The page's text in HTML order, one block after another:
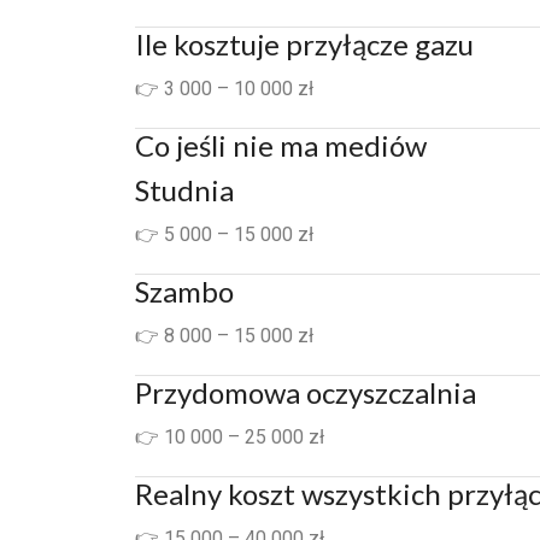
Ile kosztuje przyłącze gazu
👉 3 000 – 10 000 zł
Co jeśli nie ma mediów
Studnia
👉 5 000 – 15 000 zł
Szambo
👉 8 000 – 15 000 zł
Przydomowa oczyszczalnia
👉 10 000 – 25 000 zł
Realny koszt wszystkich